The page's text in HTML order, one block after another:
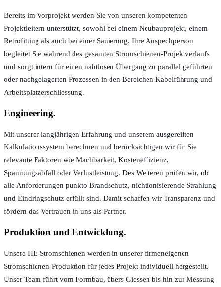
Bereits im Vorprojekt werden Sie von unseren kompetenten
Projektleitern unterstützt, sowohl bei einem Neubauprojekt, einem
Retrofitting als auch bei einer Sanierung. Ihre Anspechperson
begleitet Sie während des gesamten Stromschienen-Projektverlaufs
und sorgt intern für einen nahtlosen Übergang zu parallel geführten
oder nachgelagerten Prozessen in den Bereichen Kabelführung und
Arbeitsplatzerschliessung.
Engineering.
Mit unserer langjährigen Erfahrung und unserem ausgereiften
Kalkulationssystem berechnen und berücksichtigen wir für Sie
relevante Faktoren wie Machbarkeit, Kosteneffizienz,
Spannungsabfall oder Verlustleistung. Des Weiteren prüfen wir, ob
alle Anforderungen punkto Brandschutz, nichtionisierende Strahlung
und Eindringschutz erfüllt sind. Damit schaffen wir Transparenz und
fördern das Vertrauen in uns als Partner.
Produktion und Entwicklung.
Unsere HE-Stromschienen werden in unserer firmeneigenen
Stromschienen-Produktion für jedes Projekt individuell hergestellt.
Unser Team führt vom Formbau, übers Giessen bis hin zur Messung